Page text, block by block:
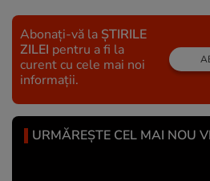
Abonați-vă la ȘTIRILE
ZILEI pentru a fi la
curent cu cele mai noi
informații.
URMĂREȘTE CEL MAI NOU